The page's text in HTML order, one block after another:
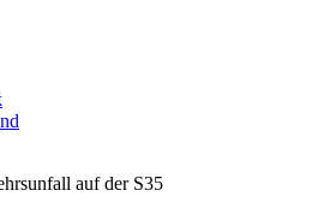
auf der S35